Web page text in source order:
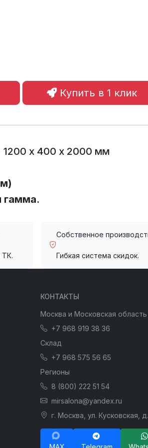
Купить в 1 клик
х 400 х 2000 мм
гамма.
ТК.
Собственное
Гибкая система скидок.
КОНТАКТЫ
Москва и Московская область
+7 968 919 38 36
Склад
+7 968 575 56 65
Регионы
8 (800) 222 51 54
mirsalona@yandex.ru
г. Москва, ул. Кусковская,